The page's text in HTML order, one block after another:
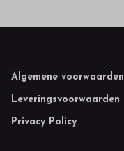
Footer
Algemene voorwaarden
Leveringsvoorwaarden
Privacy Policy